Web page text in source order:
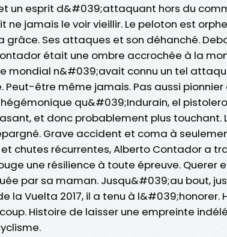
un esprit d&#039;attaquant hors du
ne jamais le voir vieillir. Le peloton est
grâce. Ses attaques et son déhanché.
était une ombre accrochée à la
mondial n&#039;avait connu un tel
Peut-être même jamais. Pas aussi pionnier
qu&#039;Indurain, el
et donc probablement plus touchant.
Grave accident et coma à
chutes récurrentes, Alberto Contador a
une résilience à toute épreuve. Querer
par sa maman. Jusqu&#039;au bout,
la Vuelta 2017, il a tenu à l&#039;honorer.
Histoire de laisser une empreinte